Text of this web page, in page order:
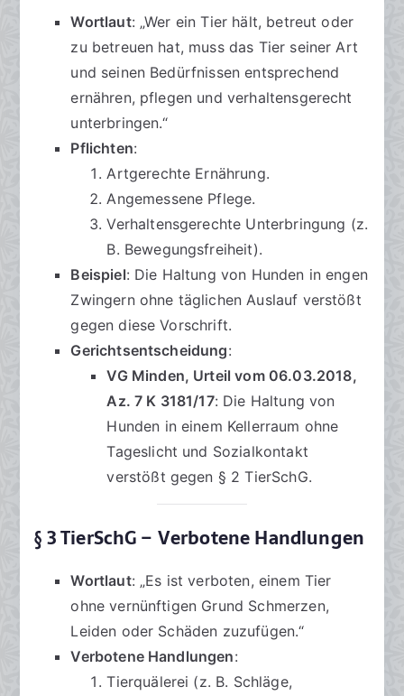
Wortlaut: „Wer ein Tier hält, betreut oder
zu betreuen hat, muss das Tier seiner Art
und seinen Bedürfnissen entsprechend
ernähren, pflegen und verhaltensgerecht
unterbringen.“
Pflichten:
Artgerechte Ernährung.
Angemessene Pflege.
Verhaltensgerechte Unterbringung (z.
B. Bewegungsfreiheit).
Beispiel: Die Haltung von Hunden in engen
Zwingern ohne täglichen Auslauf verstößt
gegen diese Vorschrift.
Gerichtsentscheidung:
VG Minden, Urteil vom 06.03.2018,
Az. 7 K 3181/17: Die Haltung von
Hunden in einem Kellerraum ohne
Tageslicht und Sozialkontakt
verstößt gegen § 2 TierSchG.
§ 3 TierSchG – Verbotene Handlungen
Wortlaut: „Es ist verboten, einem Tier
ohne vernünftigen Grund Schmerzen,
Leiden oder Schäden zuzufügen.“
Verbotene Handlungen:
Tierquälerei (z. B. Schläge,